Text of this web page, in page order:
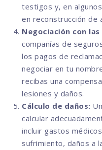
testigos y, en
en reconstrucción de
Negociación con
compañías de
los pagos de
negociar en tu
recibas una
lesiones y daños.
Cálculo de daños:
calcular
incluir gastos
sufrimiento, daños a